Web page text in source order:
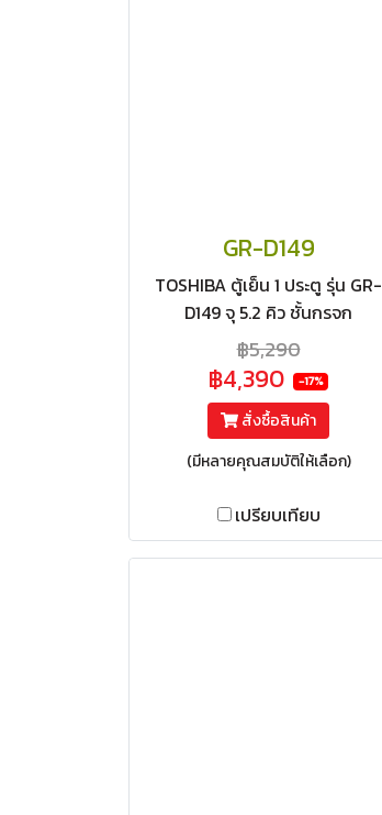
GR-D149
TOSHIBA ตู้เย็น 1 ประตู รุ่น GR-
D149 จุ 5.2 คิว ชั้นกรจก
฿5,290
฿4,390 -17%
สั่งซื้อสินค้า
(มีหลายคุณสมบัติให้เลือก)
เปรียบเทียบ